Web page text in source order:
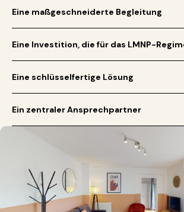
Eine maßgeschneiderte Begleitung
Eine Investition, die für das LMNP-
Eine schlüsselfertige Lösung
Ein zentraler Ansprechpartner